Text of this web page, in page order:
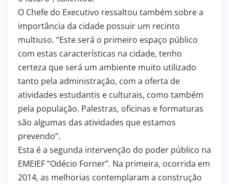
O Chefe do Executivo ressaltou também sobre a
importância da cidade possuir um recinto
multiuso. “Este será o primeiro espaço público
com estas características na cidade, tenho
certeza que será um ambiente muito utilizado
tanto pela administração, com a oferta de
atividades estudantis e culturais, como também
pela população. Palestras, oficinas e formaturas
são algumas das atividades que estamos
prevendo”.
Esta é a segunda intervenção do poder público na
EMEIEF “Odécio Forner”. Na primeira, ocorrida em
2014, as melhorias contemplaram a construção